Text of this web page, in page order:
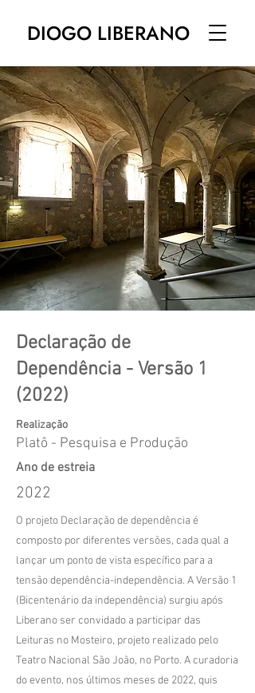
DIOGO LIBERANO
Declaração de
Dependência - Versão 1
(2022)
Realização
Platô - Pesquisa e Produção
Ano de estreia
2022
O projeto Declaração de dependência é
composto por diferentes versões, cada qual a
lançar um ponto de vista específico para a
tensão dependência-independência. A Versão 1
(Bicentenário da independência) surgiu após
Liberano ser convidado a participar das
Leituras no Mosteiro, projeto realizado pelo
Teatro Nacional São João, no Porto. A curadoria
do evento, nos últimos meses de 2022, quis